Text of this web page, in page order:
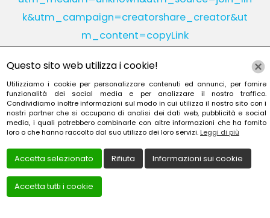
k&utm_campaign=creatorshare_creator&ut
m_content=copyLink
Instagram Linkedin
YouTube Patreon
Creato daLocal Web – Agenzia Web Marketing Milano
Questo sito web utilizza i cookie!
Utilizziamo i cookie per personalizzare contenuti ed annunci, per fornire
funzionalità dei social media e per analizzare il nostro traffico.
Condividiamo inoltre informazioni sul modo in cui utilizza il nostro sito con i
nostri partner che si occupano di analisi dei dati web, pubblicità e social
media, i quali potrebbero combinarle con altre informazioni che ha fornito
loro o che hanno raccolto dal suo utilizzo dei loro servizi. Leggi di più
Accetta selezionato Rifiuta Informazioni sui cookie
Accetta tutti i cookie